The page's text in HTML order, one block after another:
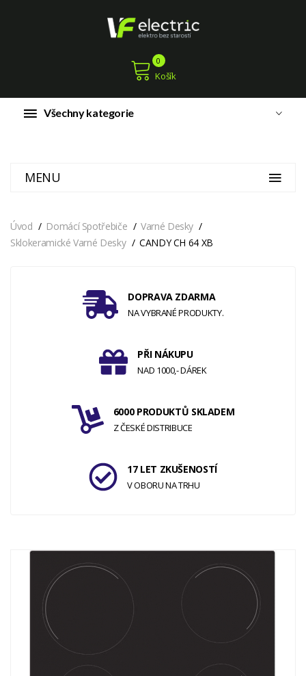
Košík
0
Všechny kategorie
MENU
Úvod Domácí Spotřebiče
Varné Desky
Sklokeramické Varné Desky
CANDY CH 64 XB
DOPRAVA ZDARMA
NA VYBRANÉ PRODUKTY.
PŘI NÁKUPU
NAD 1000,- DÁREK
6000 PRODUKTŮ SKLADEM
Z ČESKÉ DISTRIBUCE
17 LET ZKUŠENOSTÍ
V OBORU NA TRHU